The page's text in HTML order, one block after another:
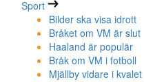
Sport
Bilder ska visa idrott
Bråket om VM är slut
Haaland är populär
Bråk om VM i fotboll
Mjällby vidare i kvalet